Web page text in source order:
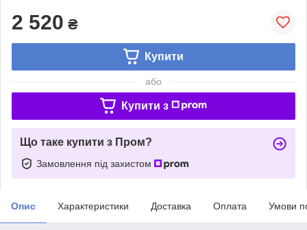
2 520 ₴
Купити
або
Купити з
Що таке купити з Пром?
Замовлення під захистом
Опис Характеристики Доставка Оплата Умови